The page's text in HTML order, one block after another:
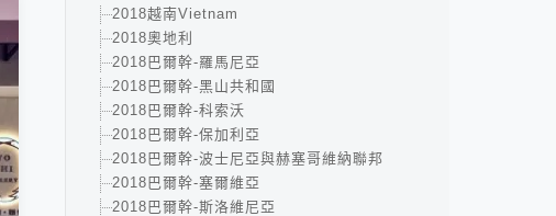
2018越南Vietnam
2018奧地利
2018巴爾幹-羅馬尼亞
2018巴爾幹-黑山共和國
2018巴爾幹-科索沃
2018巴爾幹-保加利亞
2018巴爾幹-波士尼亞與赫塞哥維納聯邦
2018巴爾幹-塞爾維亞
2018巴爾幹-斯洛維尼亞